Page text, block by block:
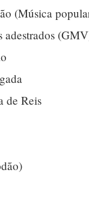
(Música
adestrados
de Reis